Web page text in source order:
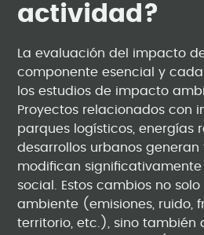
actividad?
La evaluación del impacto
componente esencial y
los estudios de impacto
Proyectos relacionados con
parques logísticos, energías
desarrollos urbanos
modifican significativamente
social. Estos cambios no
ambiente (emisiones, ruido,
territorio, etc.), sino también